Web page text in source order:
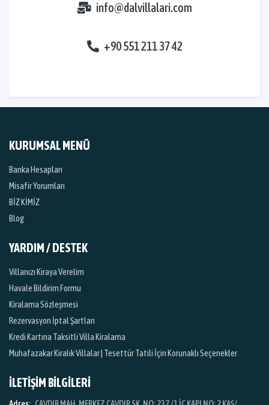
info@dalvillalari.com
+90 551 211 37 42
KURUMSAL MENÜ
Banka Hesapları
Misafir Yorumları
BİZ KİMİZ
Blog
YARDIM / DESTEK
Villanızı Kiraya Verelim
Havale Bildirim Formu
Kiralama Sözleşmesi
Rezervasyon İptal Şartları
Kredi Kartına Taksitli Villa Kiralama
Muhafazakar Kiralık Villalar | Tesettür Tatili İçin Korunaklı Seçenekler
İLETİŞİM BİLGİLERİ